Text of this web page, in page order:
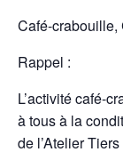
Café-
Rappel :
L’activité café-
à tous à la
de l’Atelier